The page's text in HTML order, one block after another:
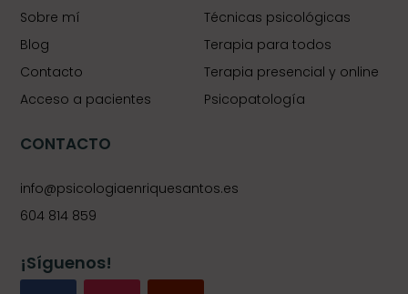
Sobre mí
Blog
Contacto
Acceso a pacientes
Técnicas psicológicas
Terapia para todos
Terapia presencial y online
Psicopatología
CONTACTO
info@psicologiaenriquesantos.es
604 814 859
¡Síguenos!